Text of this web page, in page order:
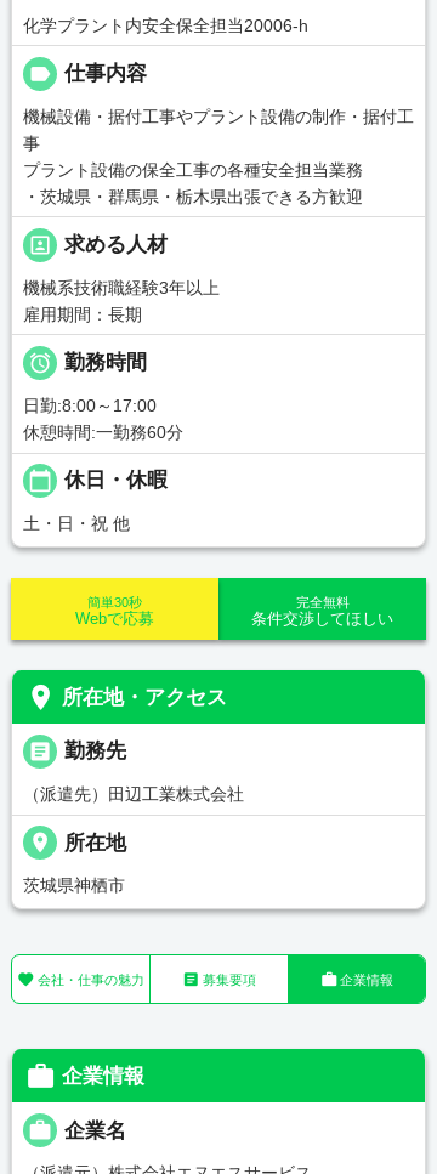
化学プラント内安全保全担当20006-h
label 仕事内容
機械設備・据付工事やプラント設備の制作・据付工
事
プラント設備の保全工事の各種安全担当業務
・茨城県・群馬県・栃木県出張できる方歓迎
portrait 求める人材
機械系技術職経験3年以上
雇用期間：長期
 勤務時間
日勤:8:00～17:00
休憩時間:一勤務60分
calendar_today 休日・休暇
土・日・祝 他
完全無料
条件交渉してほしい
簡単30秒
Webで応募
place 所在地・アクセス
_pin
勤務先
（派遣先）田辺工業株式会社
place 所在地
茨城県神栖市
 会社・仕事の魅力  募集要項 企業情報
 企業情報
 企業名